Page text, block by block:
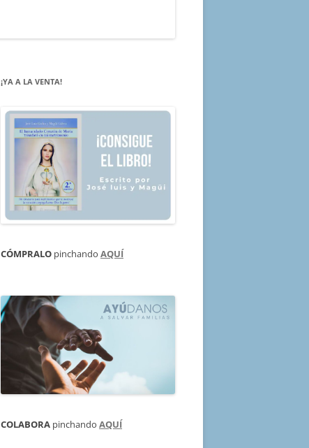
¡YA A LA VENTA!
CÓMPRALO pinchando AQUÍ
COLABORA pinchando AQUÍ